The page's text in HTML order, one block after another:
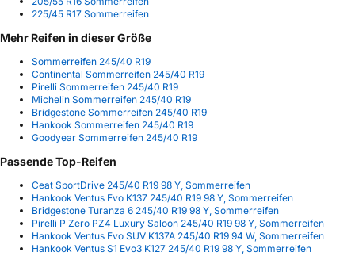
225/45 R17 Sommerreifen
Mehr Reifen in dieser Größe
Sommerreifen 245/40 R19
Continental Sommerreifen 245/40 R19
Pirelli Sommerreifen 245/40 R19
Michelin Sommerreifen 245/40 R19
Bridgestone Sommerreifen 245/40 R19
Hankook Sommerreifen 245/40 R19
Goodyear Sommerreifen 245/40 R19
Passende Top-Reifen
Ceat SportDrive 245/40 R19 98 Y, Sommerreifen
Hankook Ventus Evo K137 245/40 R19 98 Y, Sommerreifen
Bridgestone Turanza 6 245/40 R19 98 Y, Sommerreifen
Pirelli P Zero PZ4 Luxury Saloon 245/40 R19 98 Y, Sommerreifen
Hankook Ventus Evo SUV K137A 245/40 R19 94 W, Sommerreifen
Hankook Ventus S1 Evo3 K127 245/40 R19 98 Y, Sommerreifen